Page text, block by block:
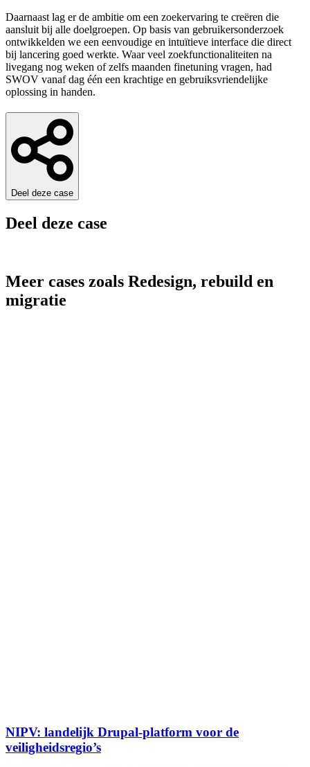
Daarnaast lag er de ambitie om een zoekervaring te creëren die
aansluit bij alle doelgroepen. Op basis van gebruikersonderzoek
ontwikkelden we een eenvoudige en intuïtieve interface die direct
bij lancering goed werkte. Waar veel zoekfunctionaliteiten na
livegang nog weken of zelfs maanden finetuning vragen, had
SWOV vanaf dag één een krachtige en gebruiksvriendelijke
oplossing in handen.
Deel deze case
Deel deze case
Meer cases zoals Redesign, rebuild en
migratie
NIPV: landelijk Drupal-platform voor de
veiligheidsregio’s